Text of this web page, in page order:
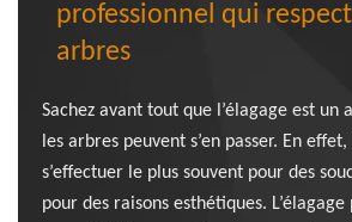
professionnel qui
arbres
Sachez avant tout que l’élagage est
les arbres peuvent s’en passer. En effet,
s’effectuer le plus souvent pour des
pour des raisons esthétiques.